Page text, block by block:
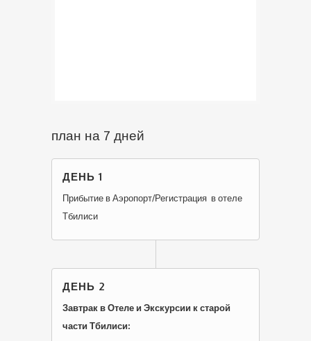
план на 7 дней
ДЕНЬ 1
Прибытие в Аэропорт/Регистрация в отеле
Тбилиси
ДЕНЬ 2
Завтрак в Отеле и Экскурсии к старой
части Тбилиси: